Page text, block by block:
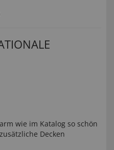
wie im Katalog so schön
Decken